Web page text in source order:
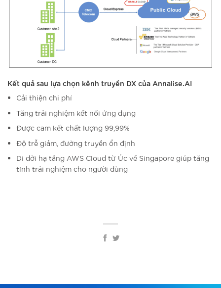
Kết quả sau lựa chọn kênh truyền DX của Annalise.AI
Cải thiện chi phí
Tăng trải nghiệm kết nối ứng dụng
Được cam kết chất lượng 99,99%
Độ trễ giảm, đường truyền ổn định
Di dời hạ tầng AWS Cloud từ Úc về Singapore giúp tăng
tính trải nghiệm cho người dùng